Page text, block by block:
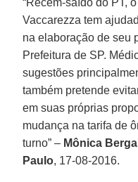
Vaccarezza tem
na elaboração de seu
Prefeitura de SP.
sugestões
também pretende
em suas próprias
mudança na tarifa de
turno” – Mônica
Paulo, 17-08-2016.